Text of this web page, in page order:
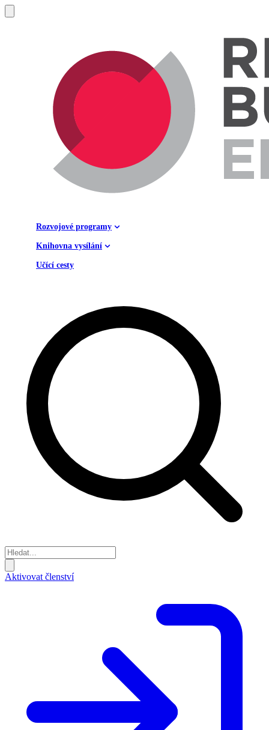
Rozvojové programy
Knihovna vysílání
Učící cesty
Aktivovat členství